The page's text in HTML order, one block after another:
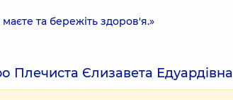
та бережіть здоров'я.»
Плечиста Єлизавета Едуардівна